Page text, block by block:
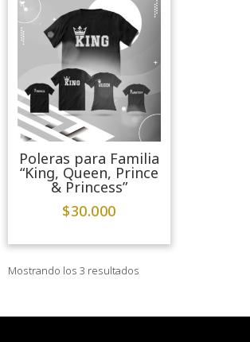
Poleras para Familia
“King, Queen, Prince
& Princess”
$30.000
Mostrando los 3 resultados